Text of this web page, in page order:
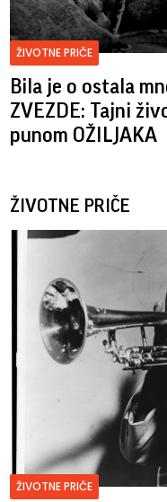
ŽIVOTNE PRIČE
Bila je o ostala
ZVEZDE: Tajni
punom OŽILJAKA
ŽIVOTNE PRIČE
ŽIVOTNE PRIČE